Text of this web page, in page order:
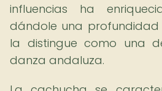
influencias ha
dándole una
la distingue como una
danza andaluza.